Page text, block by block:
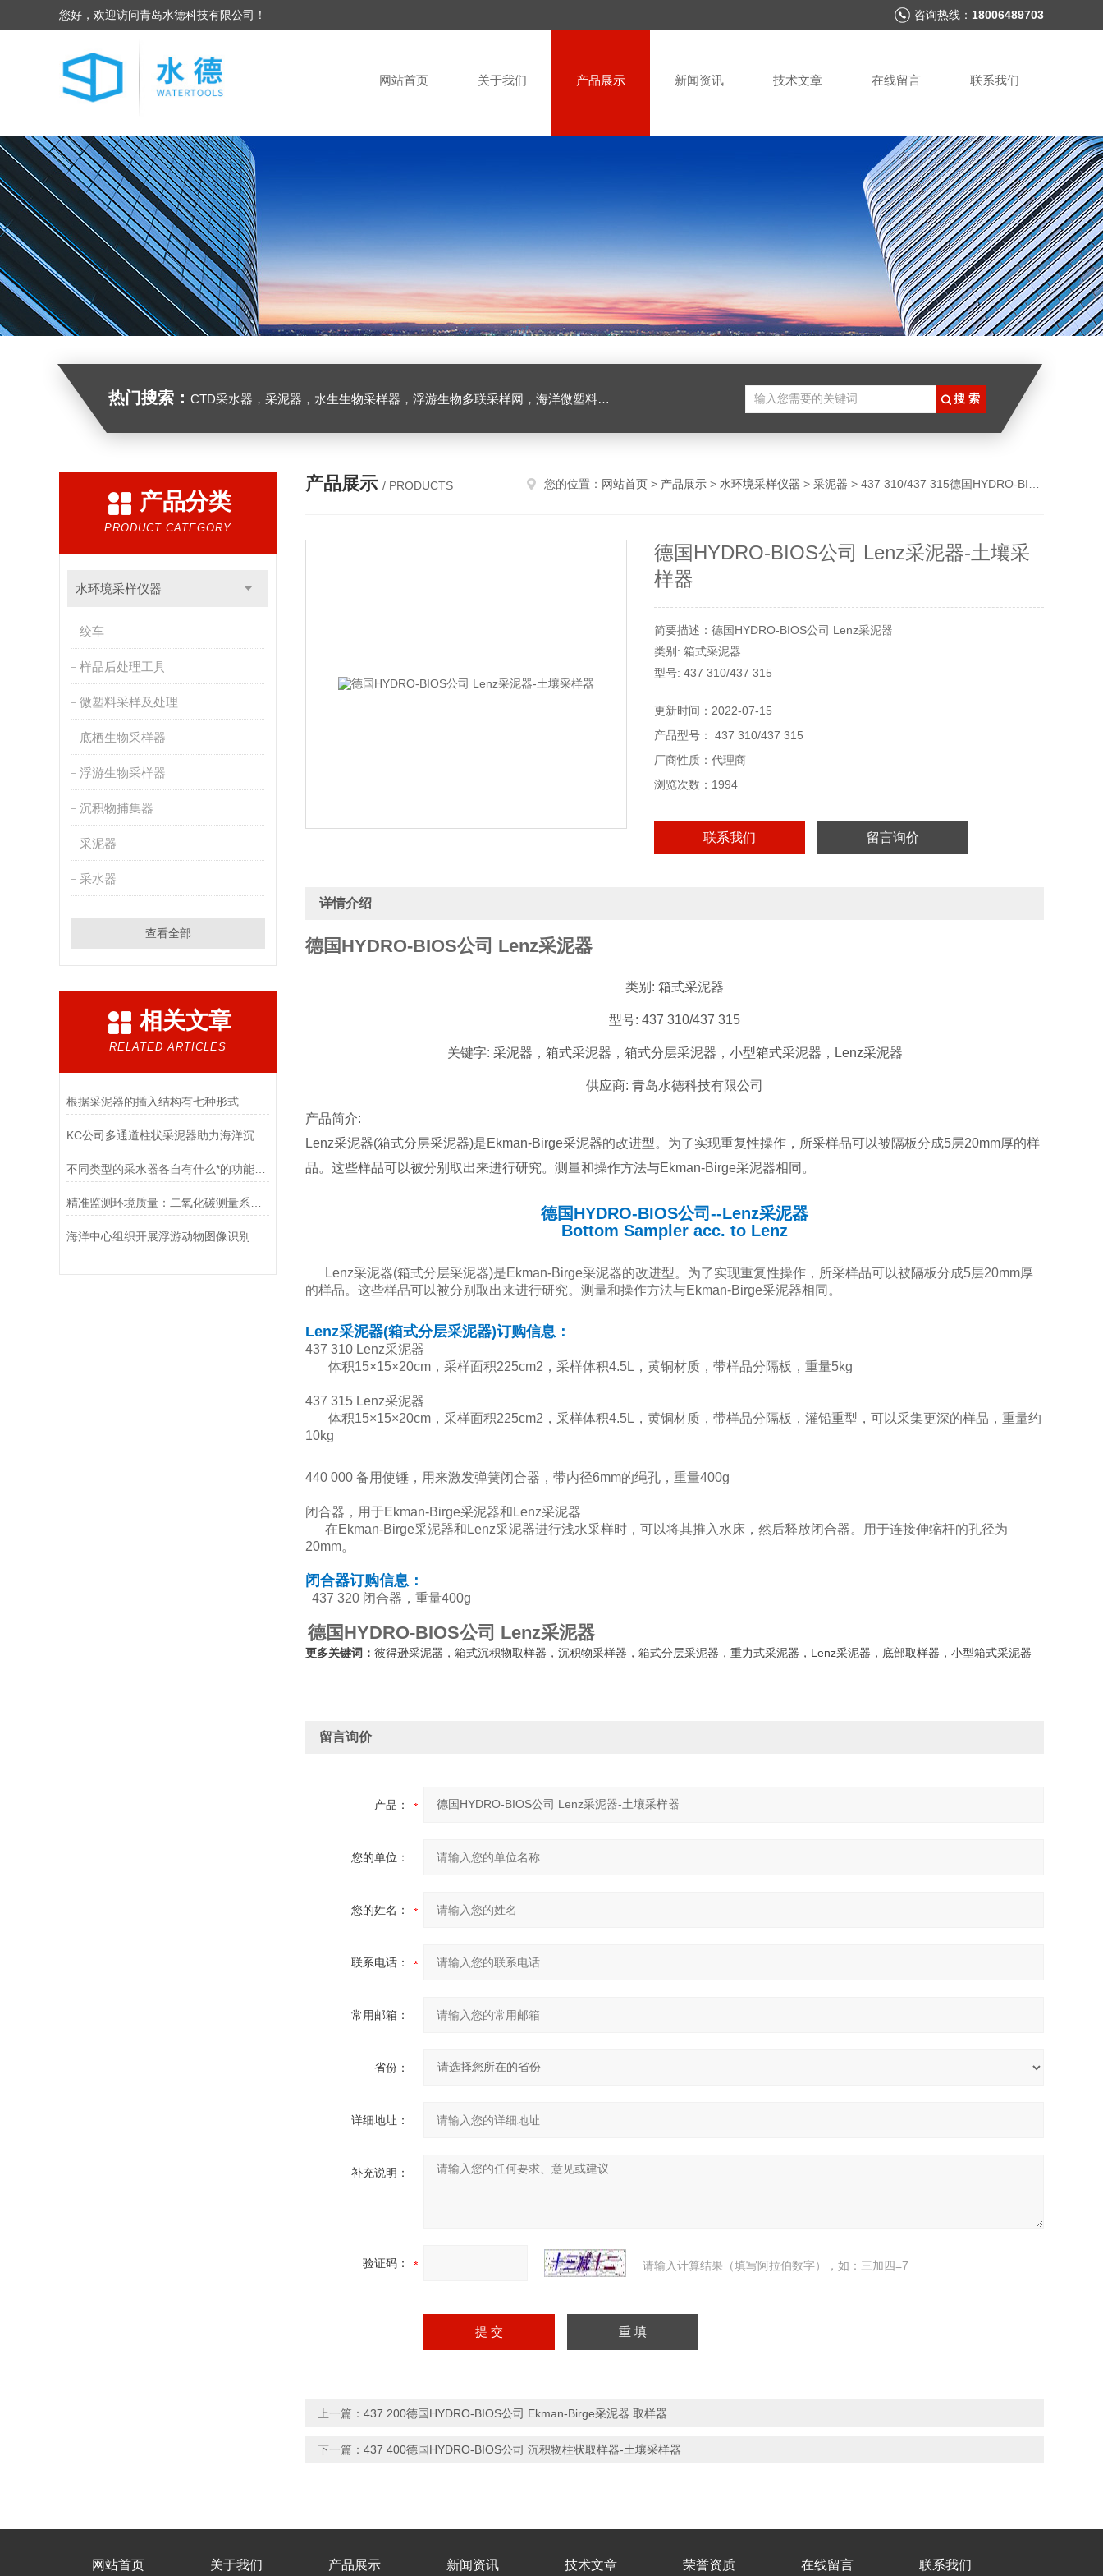
您好，欢迎访问青岛水德科技有限公司！ 咨询热线： 18006489703
网站首页 关于我们 产品展示 新闻资讯 技术文章 在线留言 联系我们
热门搜索： CTD采水器，采泥器，水生生物采样器，浮游生物多联采样网，海洋微塑料采样分析系统，浮游动物扫描分析系统，水下颗粒物和浮游动物图像原位采集系统，多通道沉积物捕集器，高精度温盐深仪，水下原位营养盐分析仪，海洋二氧化碳分压监测仪，超短基线水下定位系统等
产品分类
PRODUCT CATEGORY
水环境采样仪器
绞车
样品后处理工具
微塑料采样及处理
底栖生物采样器
浮游生物采样器
沉积物捕集器
采泥器
采水器
查看全部
相关文章
RELATED ARTICLES
根据采泥器的插入结构有七种形式
KC公司多通道柱状采泥器助力海洋沉积物氧化机制研究
不同类型的采水器各自有什么*的功能优势？
产品展示 / PRODUCTS 您的位置： 网站首页 > 产品展示 > 水环境采样仪器 > 采泥器 > 437 310/437 315德国HYDRO-BIOS公司 Lenz采泥器-土壤采样器
德国HYDRO-BIOS公司 Lenz采泥器-土壤采
样器
简要描述：德国HYDRO-BIOS公司 Lenz采泥器
类别: 箱式采泥器
型号: 437 310/437 315
器
供应商: 青岛水德科技有限公司
产品简介:
Lenz采泥器（箱式分层采泥器）是Ekman-Birge采泥器的改进型。为了实现
分别取出来进行研究。测
更新时间：2022-07-15
产品型号： 437 310/437 315
厂商性质：代理商
浏览次数：1994
联系我们 留言询价
详情介绍
德国HYDRO-BIOS公司 Lenz采泥器
类别: 箱式采泥器
型号: 437 310/437 315
关键字: 采泥器，箱式采泥器，箱式分层采泥器，小型箱式采泥器，Lenz采泥器
供应商: 青岛水德科技有限公司
产品简介:
Lenz采泥器(箱式分层采泥器)是Ekman-Birge采泥器的改进型。为了实现重复性操作，所采样品可以被隔板分成5层20mm厚的样
品。这些样品可以被分别取出来进行研究。测量和操作方法与Ekman-Birge采泥器相同。
德国HYDRO-BIOS公司--Lenz采泥器
Bottom Sampler acc. to Lenz
Lenz采泥器(箱式分层采泥器)是Ekman-Birge采泥器的改进型。为了实现重复性操作，所采样品可以被隔板分成5层20mm厚
的样品。这些样品可以被分别取出来进行研究。测量和操作方法与Ekman-Birge采泥器相同。
Lenz采泥器(箱式分层采泥器)订购信息：
437 310 Lenz采泥器
体积15×15×20cm，采样面积225cm2，采样体积4.5L，黄铜材质，带样品分隔板，重量5kg
437 315 Lenz采泥器
体积15×15×20cm，采样面积225cm2，采样体积4.5L，黄铜材质，带样品分隔板，灌铅重型，可以采集更深的样品，重量约
10kg
440 000 备用使锤，用来激发弹簧闭合器，带内径6mm的绳孔，重量400g
闭合器，用于Ekman-Birge采泥器和Lenz采泥器
在Ekman-Birge采泥器和Lenz采泥器进行浅水采样时，可以将其推入水床，然后释放闭合器。用于连接伸缩杆的孔径为
20mm。
闭合器订购信息：
437 320 闭合器，重量400g
德国HYDRO-BIOS公司 Lenz采泥器
更多关键词： 彼得逊采泥器，箱式沉积物取样器，沉积物采样器，箱式分层采泥器，重力式采泥器，Lenz采泥器，底部取样器，小型箱式采泥器
留言询价
产品：
您的单位：
您的姓名：
联系电话：
常用邮箱：
省份：
详细地址：
补充说明：
验证码： 请输入计算结果（填写阿拉伯数字），如：三加四=7
上一篇： 437 200德国HYDRO-BIOS公司 Ekman-Birge采泥器 取样器
下一篇： 437 400德国HYDRO-BIOS公司 沉积物柱状取样器-土壤采样器
网站首页 关于我们 产品展示 新闻资讯 技术文章 荣誉资质 在线留言 联系我们